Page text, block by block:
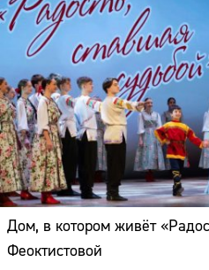
Дом, в котором живёт
Феоктистовой